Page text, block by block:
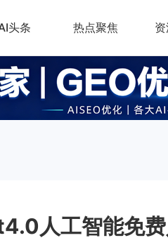
头条 热点聚焦
人工智能免费